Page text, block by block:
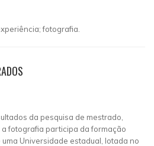
fotografia.
da pesquisa de mestrado,
fotografia participa da formação
Universidade estadual, lotada no